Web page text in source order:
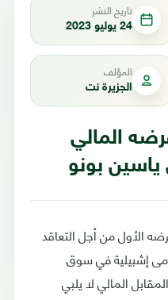
تاريخ النشر
24 يوليو 2023
المؤلف
الجزيرة نت
المالي
بونو
الأول من أجل التعاقد
إشبيلية في سوق
المالي لا يلبي